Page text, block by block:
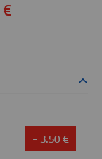
- 3.50 €